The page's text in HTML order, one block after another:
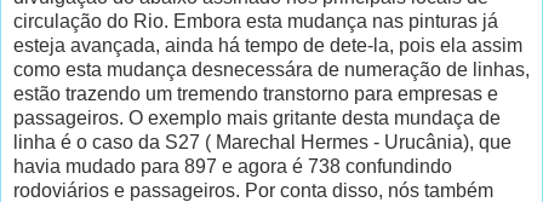
circulação do Rio. Embora esta mudança nas pinturas já
esteja avançada, ainda há tempo de dete-la, pois ela assim
como esta mudança desnecessára de numeração de linhas,
estão trazendo um tremendo transtorno para empresas e
passageiros. O exemplo mais gritante desta mundaça de
linha é o caso da S27 ( Marechal Hermes - Urucânia), que
havia mudado para 897 e agora é 738 confundindo
rodoviários e passageiros. Por conta disso, nós também